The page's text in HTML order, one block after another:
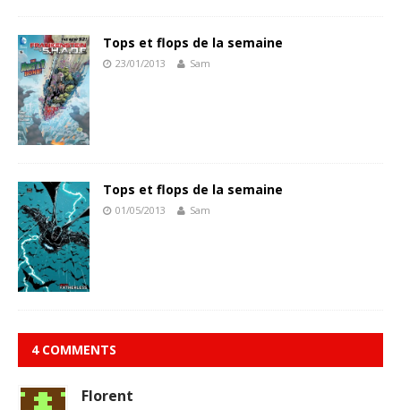
Tops et flops de la semaine
23/01/2013 Sam
Tops et flops de la semaine
01/05/2013 Sam
4 COMMENTS
Florent